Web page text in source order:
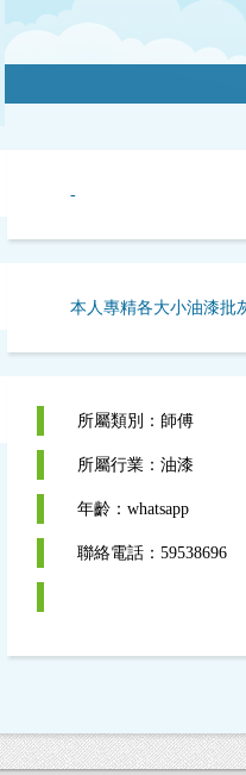
-
本人專精各大小油漆批
所屬類別：師傅
所屬行業：油漆
年齡：whatsapp
聯絡電話：59538696